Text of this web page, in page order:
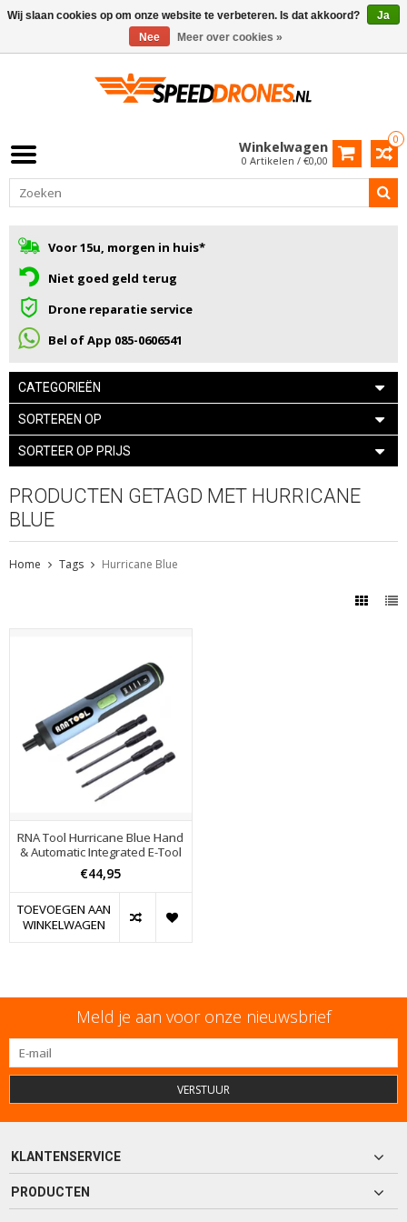
0
Winkelwagen
0 Artikelen / €0,00
Voor 15u, morgen in huis*
Niet goed geld terug
Drone reparatie service
Bel of App 085-0606541
CATEGORIEËN
SORTEREN OP
SORTEER OP PRIJS
PRODUCTEN GETAGD MET HURRICANE
BLUE
Home Tags Hurricane Blue
RNA Tool Hurricane Blue Hand
& Automatic Integrated E-Tool
€44,95
TOEVOEGEN AAN
WINKELWAGEN
Meld je aan voor onze nieuwsbrief
VERSTUUR
KLANTENSERVICE
PRODUCTEN
Wij slaan cookies op om onze website te verbeteren. Is dat akkoord?
Ja
Nee
Meer over cookies »